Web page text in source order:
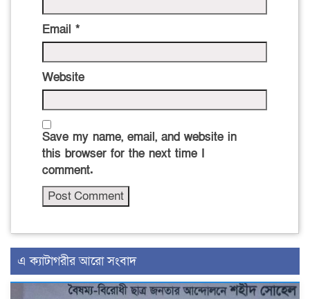
Email *
Website
Save my name, email, and website in
this browser for the next time I
comment.
এ ক্যাটাগরীর আরো সংবাদ